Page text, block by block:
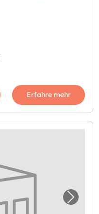
Erfahre mehr
in Bad Tölz